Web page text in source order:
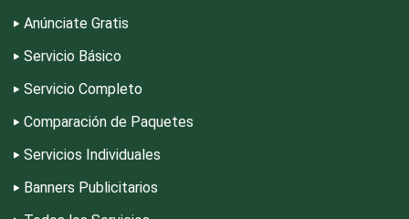
Deportes
Anúnciate Gratis
Servicio Básico
Servicio Completo
Comparación de Paquetes
Servicios Individuales
Banners Publicitarios